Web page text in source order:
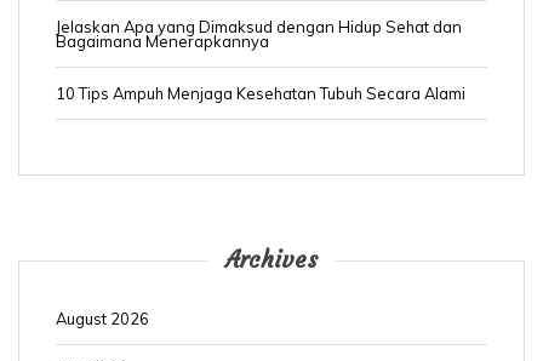
Jelaskan Apa yang Dimaksud dengan Hidup Sehat dan
Bagaimana Menerapkannya
10 Tips Ampuh Menjaga Kesehatan Tubuh Secara Alami
Archives
August 2026